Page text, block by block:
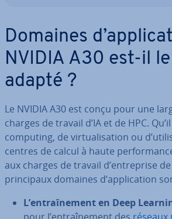
Domaines
NVIDIA A30 est-il
adapté ?
Le NVIDIA A30 est conçu pour une
charges de travail d’IA et de HPC.
computing, de vir­tua­li­sa­tion ou
centres de calcul à haute
aux charges de travail d’en­tre­prise
prin­ci­paux domaines d’ap­pli­ca­tion
L’en­traî­ne­ment en Deep